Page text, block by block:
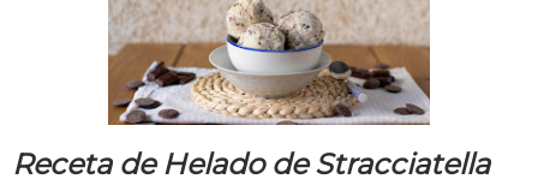
Receta de Helado de Stracciatella